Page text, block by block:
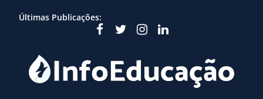
Últimas Publicações: